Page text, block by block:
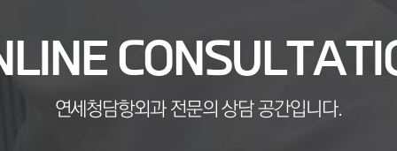
연세청담항외과 전문의 상담 공간입니다.